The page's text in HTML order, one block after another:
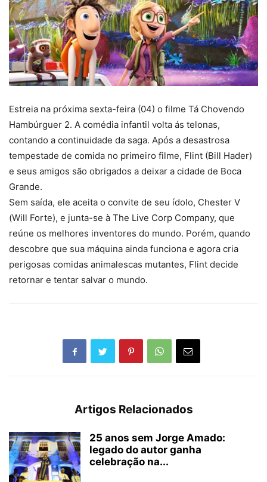
Estreia na próxima sexta-feira (04) o filme Tá Chovendo
Hambúrguer 2. A comédia infantil volta ás telonas,
contando a continuidade da saga. Após a desastrosa
tempestade de comida no primeiro filme, Flint (Bill Hader)
e seus amigos são obrigados a deixar a cidade de Boca
Grande.
Sem saída, ele aceita o convite de seu ídolo, Chester V
(Will Forte), e junta-se à The Live Corp Company, que
reúne os melhores inventores do mundo. Porém, quando
descobre que sua máquina ainda funciona e agora cria
perigosas comidas animalescas mutantes, Flint decide
retornar e tentar salvar o mundo.
Artigos Relacionados
25 anos sem Jorge Amado:
legado do autor ganha
celebração na...